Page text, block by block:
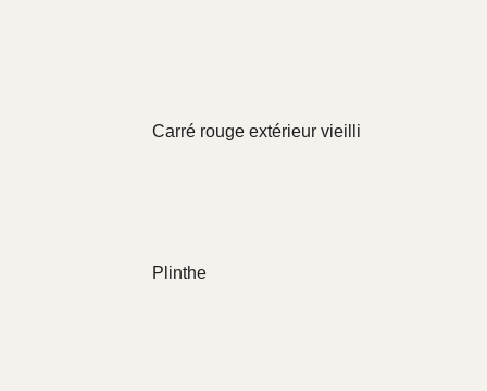
Carré rouge extérieur vieilli
Plinthe